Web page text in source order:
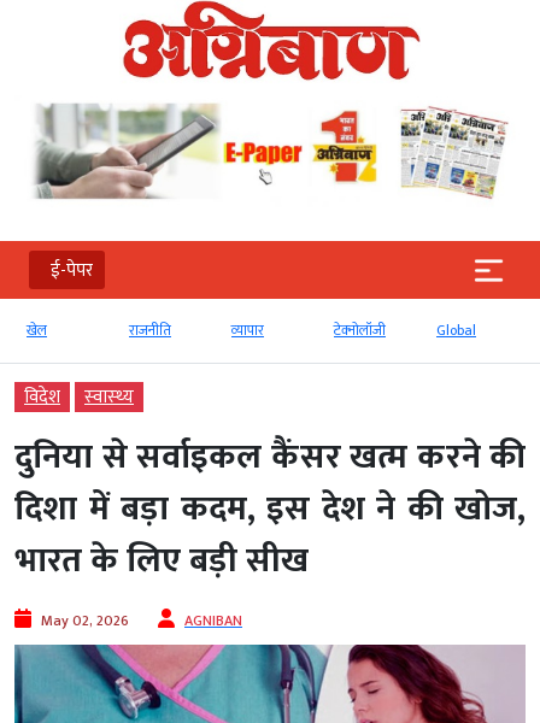
ई-पेपर
राजनीति व्‍यापार टेक्‍नोलॉजी Global ई-पेपर
विदेश स्‍वास्‍थ्‍य
दुनिया से सर्वाइकल कैंसर खत्म करने की
दिशा में बड़ा कदम, इस देश ने की खोज,
भारत के लिए बड़ी सीख
May 02, 2026 AGNIBAN